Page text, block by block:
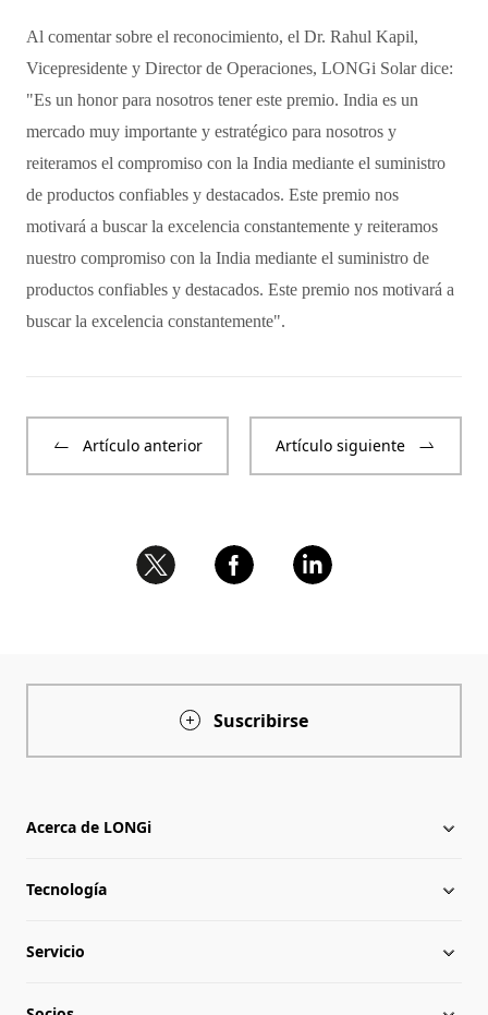
Al comentar sobre el reconocimiento, el Dr. Rahul Kapil,
Vicepresidente y Director de Operaciones, LONGi Solar dice:
"Es un honor para nosotros tener este premio. India es un
mercado muy importante y estratégico para nosotros y
reiteramos el compromiso con la India mediante el suministro
de productos confiables y destacados. Este premio nos
motivará a buscar la excelencia constantemente y reiteramos
nuestro compromiso con la India mediante el suministro de
productos confiables y destacados. Este premio nos motivará a
buscar la excelencia constantemente".
Artículo anterior Artículo siguiente
Suscribirse
Acerca de LONGi
Acerca de LONGi
Hito
Tecnología
Novedades
Servicio